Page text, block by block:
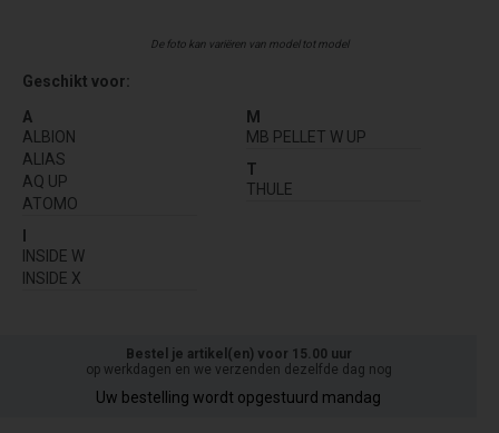
De foto kan variëren van model tot model
Geschikt voor:
A
ALBION
ALIAS
AQ UP
ATOMO
INSIDE W
INSIDE X
M
MB PELLET W UP
T
THULE
Bestel je artikel(en) voor 15.00 uur
op werkdagen en we verzenden dezelfde dag nog
Uw bestelling wordt opgestuurd mandag